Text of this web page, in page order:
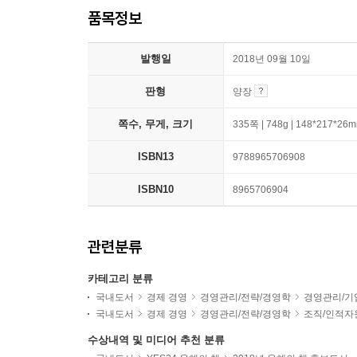
품목정보
발행일 2018년 09월 10일
판형 양장
쪽수, 무게, 크기 335쪽 | 748g |
ISBN13 9788965706908
ISBN10 8965706904
관련분류
카테고리 분류
국내도서 경제 경영 경영관리/전략/경영학
경영관리/기
국내도서
경제 경영 경영관리/전략/경영학 조직/인적자
수상내역 및 미디어 추천 분류